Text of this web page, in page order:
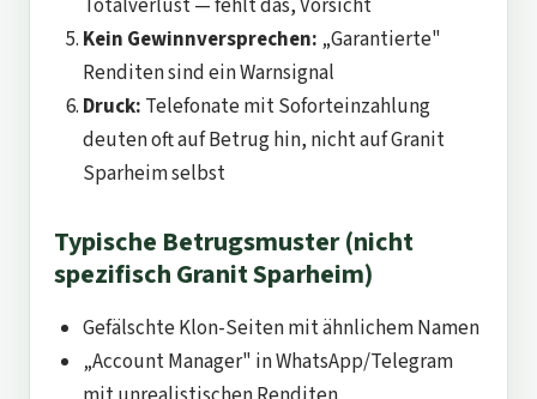
Kein Gewinnversprechen: „Garantierte"
Renditen sind ein Warnsignal
Druck: Telefonate mit Soforteinzahlung
deuten oft auf Betrug hin, nicht auf Granit
Sparheim selbst
Typische Betrugsmuster (nicht
spezifisch Granit Sparheim)
Gefälschte Klon-Seiten mit ähnlichem Namen
„Account Manager" in WhatsApp/Telegram